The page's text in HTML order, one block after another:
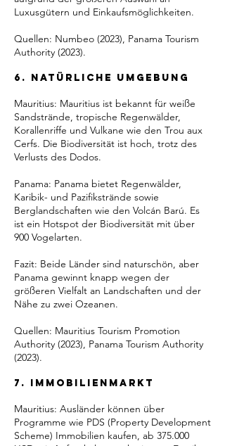
Luxusgütern und Einkaufsmöglichkeiten.
Quellen: Numbeo (2023), Panama Tourism
Authority (2023).
6. Natürliche Umgebung
Mauritius: Mauritius ist bekannt für weiße
Sandstrände, tropische Regenwälder,
Korallenriffe und Vulkane wie den Trou aux
Cerfs. Die Biodiversität ist hoch, trotz des
Verlusts des Dodos.
Panama: Panama bietet Regenwälder,
Karibik- und Pazifikstrände sowie
Berglandschaften wie den Volcán Barú. Es
ist ein Hotspot der Biodiversität mit über
900 Vogelarten.
Fazit: Beide Länder sind naturschön, aber
Panama gewinnt knapp wegen der
größeren Vielfalt an Landschaften und der
Nähe zu zwei Ozeanen.
Quellen: Mauritius Tourism Promotion
Authority (2023), Panama Tourism Authority
(2023).
7. Immobilienmarkt
Mauritius: Ausländer können über
Programme wie PDS (Property Development
Scheme) Immobilien kaufen, ab 375.000